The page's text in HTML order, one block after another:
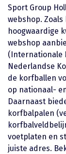
Sport Group
webshop.
hoogwaardige
webshop
(Internationale
Nederlandse
de korfballen
op nationaal-
Daarnaast
korfbalpalen
voetplaten en
juiste adres.